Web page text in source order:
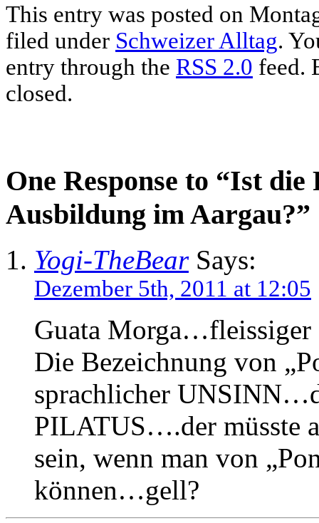
This entry was posted on
filed under Schweizer Alltag.
entry through the RSS 2.0 feed.
closed.
One Response to “Ist
Ausbildung im Aargau?”
Yogi-TheBearSays:
Dezember 5th, 2011 at 12:05
Guata
Die Bezeichnung von
sprachlicher
PILATUS….der müsste
sein, wenn man von
können…gell?